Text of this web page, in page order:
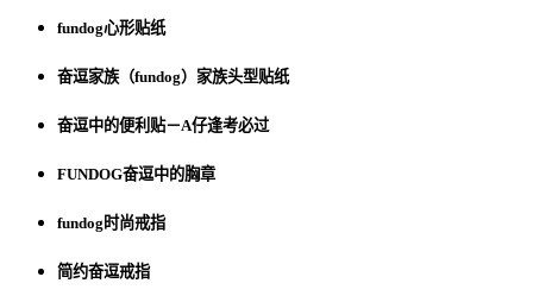
fundog心形贴纸
奋逗家族（fundog）家族头型贴纸
奋逗中的便利贴－A仔逢考必过
FUNDOG奋逗中的胸章
fundog时尚戒指
简约奋逗戒指